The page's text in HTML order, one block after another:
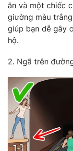
Chuyên mục khác
Emagazine
Video
VTV Money
VTV Sức khoẻ
ăn và một chiếc
giường màu
giúp bạn dễ gây
hộ.
2. Ngã trên